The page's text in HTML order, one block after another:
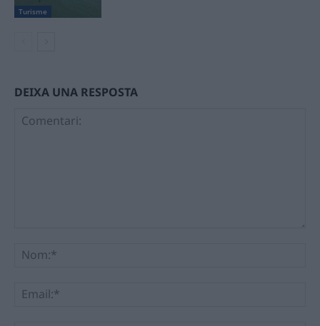
Turisme
DEIXA UNA RESPOSTA